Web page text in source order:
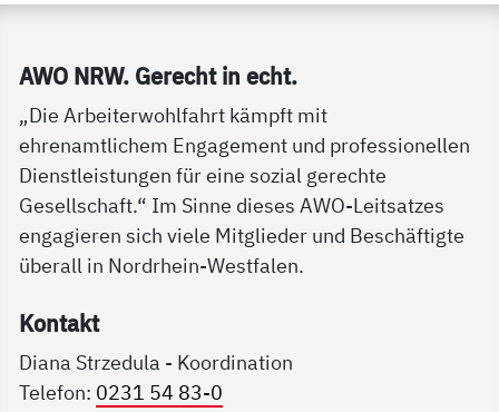
Service Informationen
AWO NRW. Ge­recht in echt.
„Die Arbeiterwohlfahrt kämpft mit
ehrenamtlichem Engagement und professionellen
Dienstleistungen für eine sozial gerechte
Gesellschaft.“ Im Sinne dieses AWO-Leitsatzes
engagieren sich viele Mitglieder und Beschäftigte
überall in Nordrhein-Westfalen.
Kon­takt
Diana Strzedula - Koordination
Telefon: 0231 54 83-0